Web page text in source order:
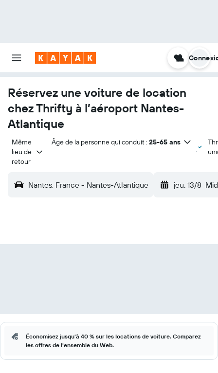
Réservez une voiture de location
chez Thrifty à l’aéroport Nantes-
Atlantique
Même
lieu de
retour
Âge de la personne qui conduit : 25-65 ans
Nantes, France - Nantes-Atlantique jeu. 13/8
Économisez jusqu'à 40 % sur les locations de voiture. Comparez
les offres de l'ensemble du Web.